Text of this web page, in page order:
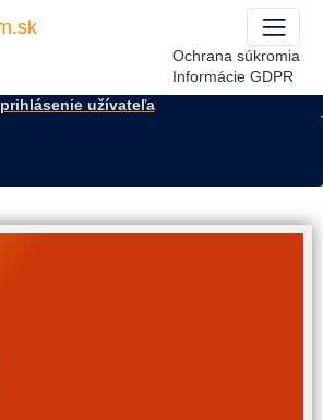
Ochrana súkromia
Informácie GDPR
prihlásenie užívateľa